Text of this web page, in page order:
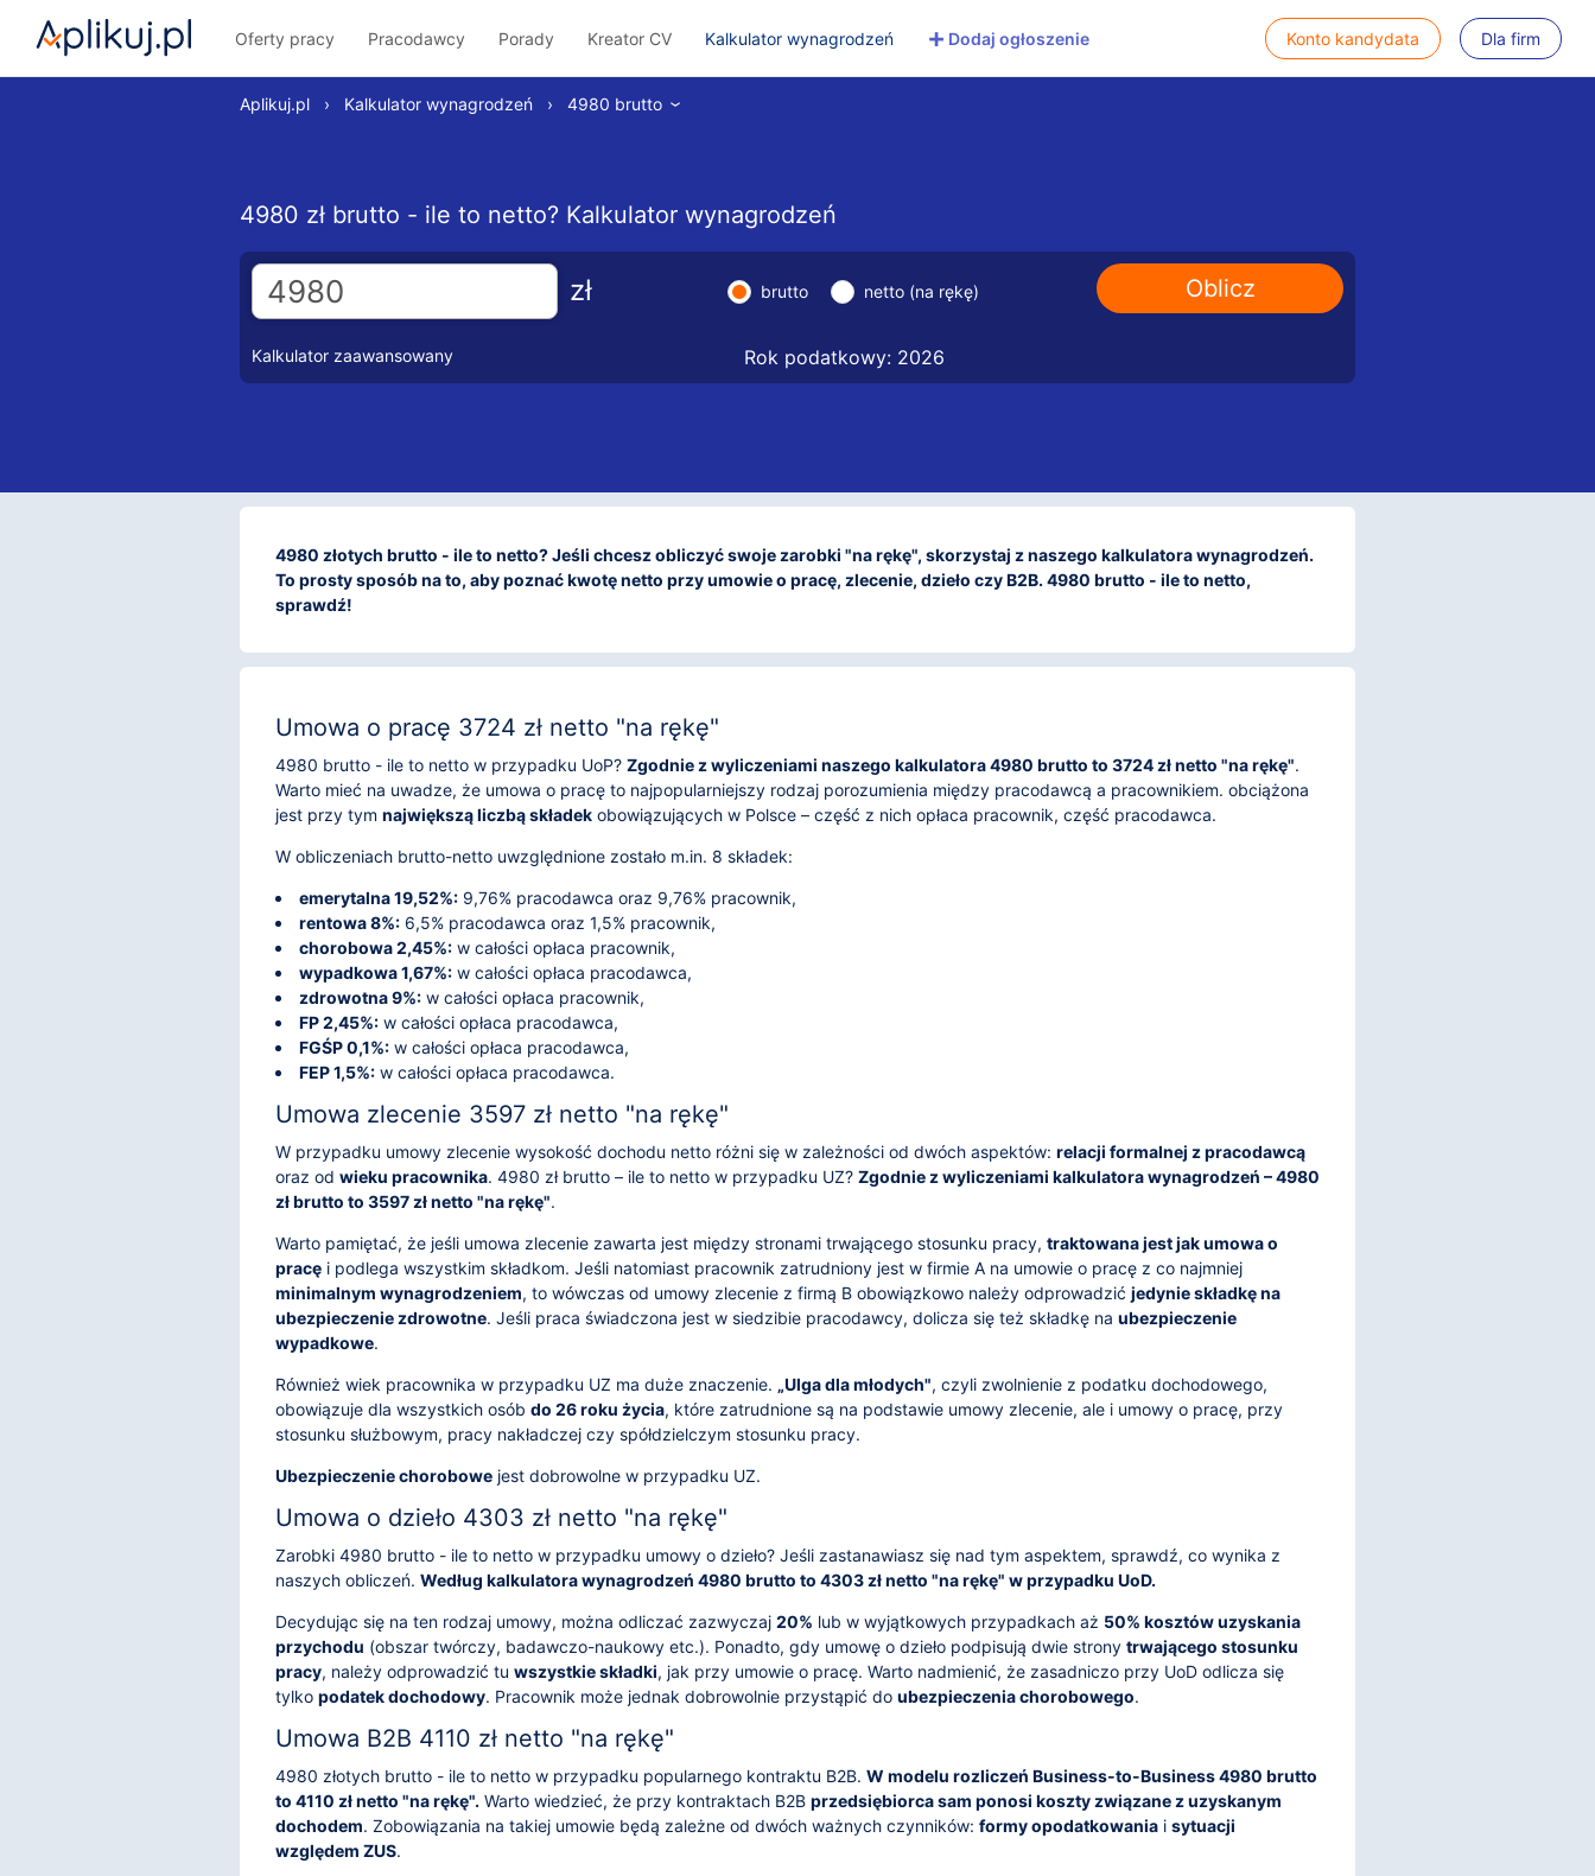
Oferty pracy Pracodawcy Porady Kreator CV Kalkulator wynagrodzeń + Dodaj ogłoszenie Konto kandydata Dla firm
Aplikuj.pl › Kalkulator wynagrodzeń › 4980 brutto ›
4980 zł brutto - ile to netto? Kalkulator wynagrodzeń
zł brutto netto (na rękę)
Kalkulator zaawansowany Rok podatkowy: 2026
4980 złotych brutto - ile to netto? Jeśli chcesz obliczyć swoje zarobki "na rękę", skorzystaj z naszego kalkulatora wynagrodzeń.
To prosty sposób na to, aby poznać kwotę netto przy umowie o pracę, zlecenie, dzieło czy B2B. 4980 brutto - ile to netto,
sprawdź!
Umowa o pracę 3724 zł netto "na rękę"
4980 brutto - ile to netto w przypadku UoP? Zgodnie z wyliczeniami naszego kalkulatora 4980 brutto to 3724 zł netto "na rękę".
Warto mieć na uwadze, że umowa o pracę to najpopularniejszy rodzaj porozumienia między pracodawcą a pracownikiem. obciążona
jest przy tym największą liczbą składek obowiązujących w Polsce – część z nich opłaca pracownik, część pracodawca.
W obliczeniach brutto-netto uwzględnione zostało m.in. 8 składek:
emerytalna 19,52%: 9,76% pracodawca oraz 9,76% pracownik,
rentowa 8%: 6,5% pracodawca oraz 1,5% pracownik,
chorobowa 2,45%: w całości opłaca pracownik,
wypadkowa 1,67%: w całości opłaca pracodawca,
zdrowotna 9%: w całości opłaca pracownik,
FP 2,45%: w całości opłaca pracodawca,
FGŚP 0,1%: w całości opłaca pracodawca,
FEP 1,5%: w całości opłaca pracodawca.
Umowa zlecenie 3597 zł netto "na rękę"
W przypadku umowy zlecenie wysokość dochodu netto różni się w zależności od dwóch aspektów: relacji formalnej z pracodawcą
oraz od wieku pracownika. 4980 zł brutto – ile to netto w przypadku UZ? Zgodnie z wyliczeniami kalkulatora wynagrodzeń – 4980
zł brutto to 3597 zł netto "na rękę".
Warto pamiętać, że jeśli umowa zlecenie zawarta jest między stronami trwającego stosunku pracy, traktowana jest jak umowa o
pracę i podlega wszystkim składkom. Jeśli natomiast pracownik zatrudniony jest w firmie A na umowie o pracę z co najmniej
minimalnym wynagrodzeniem, to wówczas od umowy zlecenie z firmą B obowiązkowo należy odprowadzić jedynie składkę na
ubezpieczenie zdrowotne. Jeśli praca świadczona jest w siedzibie pracodawcy, dolicza się też składkę na ubezpieczenie
wypadkowe.
Również wiek pracownika w przypadku UZ ma duże znaczenie. „Ulga dla młodych", czyli zwolnienie z podatku dochodowego,
obowiązuje dla wszystkich osób do 26 roku życia, które zatrudnione są na podstawie umowy zlecenie, ale i umowy o pracę, przy
stosunku służbowym, pracy nakładczej czy spółdzielczym stosunku pracy.
Ubezpieczenie chorobowe jest dobrowolne w przypadku UZ.
Umowa o dzieło 4303 zł netto "na rękę"
Zarobki 4980 brutto - ile to netto w przypadku umowy o dzieło? Jeśli zastanawiasz się nad tym aspektem, sprawdź, co wynika z
naszych obliczeń. Według kalkulatora wynagrodzeń 4980 brutto to 4303 zł netto "na rękę" w przypadku UoD.
Decydując się na ten rodzaj umowy, można odliczać zazwyczaj 20% lub w wyjątkowych przypadkach aż 50% kosztów uzyskania
przychodu (obszar twórczy, badawczo-naukowy etc.). Ponadto, gdy umowę o dzieło podpisują dwie strony trwającego stosunku
pracy, należy odprowadzić tu wszystkie składki, jak przy umowie o pracę. Warto nadmienić, że zasadniczo przy UoD odlicza się
tylko podatek dochodowy. Pracownik może jednak dobrowolnie przystąpić do ubezpieczenia chorobowego.
Umowa B2B 4110 zł netto "na rękę"
4980 złotych brutto - ile to netto w przypadku popularnego kontraktu B2B. W modelu rozliczeń Business-to-Business 4980 brutto
to 4110 zł netto "na rękę". Warto wiedzieć, że przy kontraktach B2B przedsiębiorca sam ponosi koszty związane z uzyskanym
dochodem. Zobowiązania na takiej umowie będą zależne od dwóch ważnych czynników: formy opodatkowania i sytuacji
względem ZUS.